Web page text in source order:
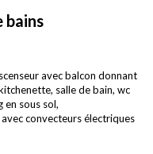
bains
avec balcon donnant
salle de bain, wc
en sous sol,
convecteurs électriques